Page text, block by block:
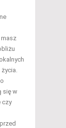
się w
czy